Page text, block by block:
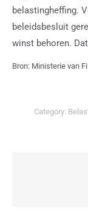
belastingheffing.
beleidsbesluit
winst behoren.
Bron: Ministerie van
Category: